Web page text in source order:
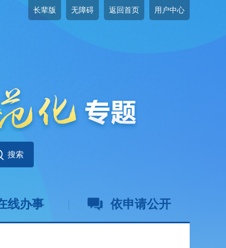
长辈版 无障碍 返回首页 用户中心
线办事 依申请公开